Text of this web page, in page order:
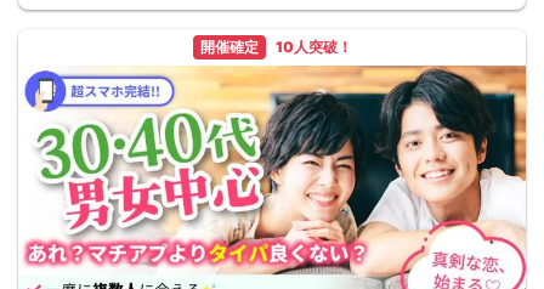
開催確定 10人突破！